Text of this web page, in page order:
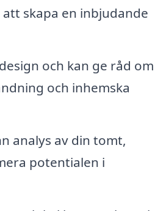
skapa en inbjudande
och kan ge råd om
och inhemska
analys av din tomt,
potentialen i